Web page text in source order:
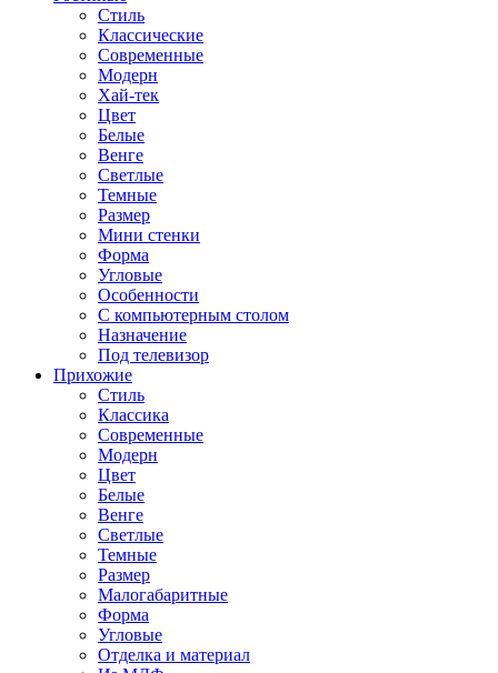
Стиль
Классические
Современные
Модерн
Хай-тек
Цвет
Белые
Венге
Светлые
Темные
Размер
Мини стенки
Форма
Угловые
Особенности
С компьютерным столом
Назначение
Под телевизор
Прихожие
Стиль
Классика
Современные
Модерн
Цвет
Белые
Венге
Светлые
Темные
Размер
Малогабаритные
Форма
Угловые
Отделка и материал